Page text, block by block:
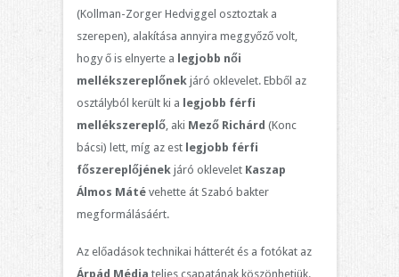
(Kollman-Zorger Hedviggel osztoztak a
szerepen), alakítása annyira meggyőző volt,
hogy ő is elnyerte a legjobb női
mellékszereplőnekjáró oklevelet. Ebből az
osztályból került ki a legjobb férfi
mellékszereplő, aki Mező Richárd (Konc
bácsi) lett, míg az est legjobb férfi
főszereplőjének járó oklevelet Kaszap
Álmos Mátévehette át Szabó bakter
megformálásáért.
Az előadások technikai hátterét és a fotókat az
Árpád Média teljes csapatának köszönhetjük.